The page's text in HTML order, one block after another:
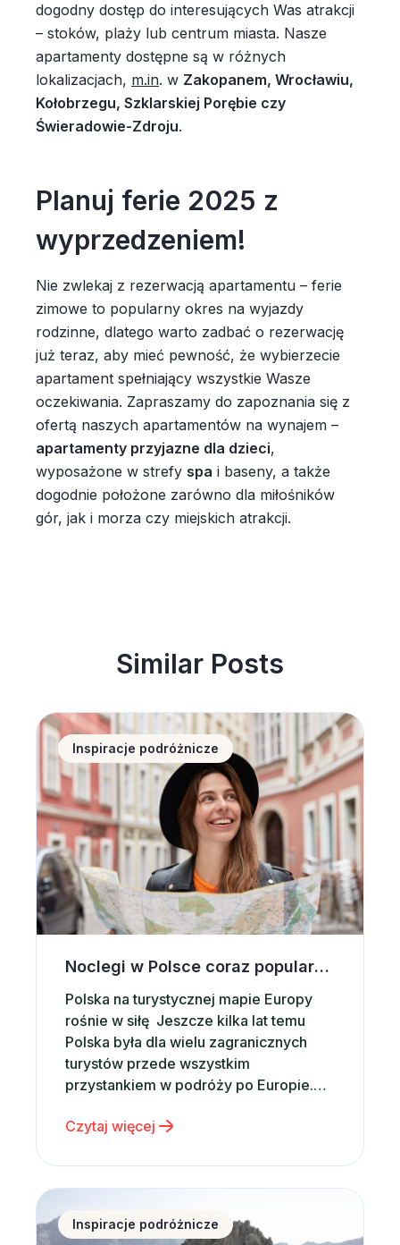
dogodny dostęp do interesujących Was atrakcji
– stoków, plaży lub centrum miasta. Nasze
apartamenty dostępne są w różnych
lokalizacjach, m.in. w Zakopanem, Wrocławiu,
Kołobrzegu, Szklarskiej Porębie czy
Świeradowie-Zdroju.
Planuj ferie 2025 z
wyprzedzeniem!
Nie zwlekaj z rezerwacją apartamentu – ferie
zimowe to popularny okres na wyjazdy
rodzinne, dlatego warto zadbać o rezerwację
już teraz, aby mieć pewność, że wybierzecie
apartament spełniający wszystkie Wasze
oczekiwania. Zapraszamy do zapoznania się z
ofertą naszych apartamentów na wynajem –
apartamenty przyjazne dla dzieci,
wyposażone w strefy spa i baseny, a także
dogodnie położone zarówno dla miłośników
gór, jak i morza czy miejskich atrakcji.
Similar Posts
Noclegi w Polsce coraz popularniejsze wśród
Inspiracje podróżnicze
Noclegi w Polsce coraz popularniejsze wśród zagranicznych turystów. Co przyciąga ich do naszego kraju?
Polska na turystycznej mapie Europy
rośnie w siłę Jeszcze kilka lat temu
Polska była dla wielu zagranicznych
turystów przede wszystkim
przystankiem w podróży po Europie.
celem wakacyjnych wyjazdów.
2025 roku Polskę odwiedziło 21,4 mln
turystów zagranicznych, czyli o
około 9% więcej niż rok wcześniej. Co
więcej, tempo…
Czytaj więcej
Zakopane na początek wakacji – dlaczego warto
Inspiracje podróżnicze